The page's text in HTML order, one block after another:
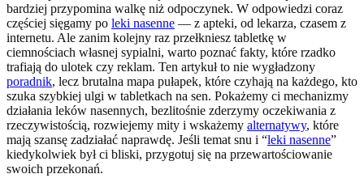
bardziej przypomina walkę niż odpoczynek. W odpowiedzi coraz
częściej sięgamy po leki nasenne — z apteki, od lekarza, czasem z
internetu. Ale zanim kolejny raz przełkniesz tabletkę w
ciemnościach własnej sypialni, warto poznać fakty, które rzadko
trafiają do ulotek czy reklam. Ten artykuł to nie wygładzony
poradnik, lecz brutalna mapa pułapek, które czyhają na każdego, kto
szuka szybkiej ulgi w tabletkach na sen. Pokażemy ci mechanizmy
działania leków nasennych, bezlitośnie zderzymy oczekiwania z
rzeczywistością, rozwiejemy mity i wskażemy alternatywy, które
mają szansę zadziałać naprawdę. Jeśli temat snu i “leki nasenne”
kiedykolwiek był ci bliski, przygotuj się na przewartościowanie
swoich przekonań.